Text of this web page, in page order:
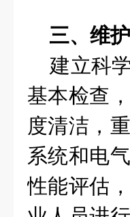
三、维
建立科学
基本检查
度清洁，
系统和电
性能评估